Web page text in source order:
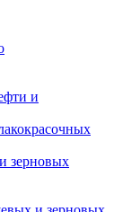
и
зерновых